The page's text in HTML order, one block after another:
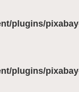
plugins/
plugins/